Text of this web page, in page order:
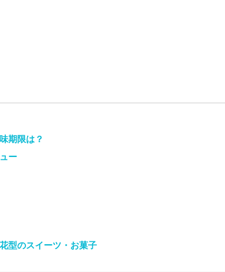
期限は？
ー
型のスイーツ・お菓子